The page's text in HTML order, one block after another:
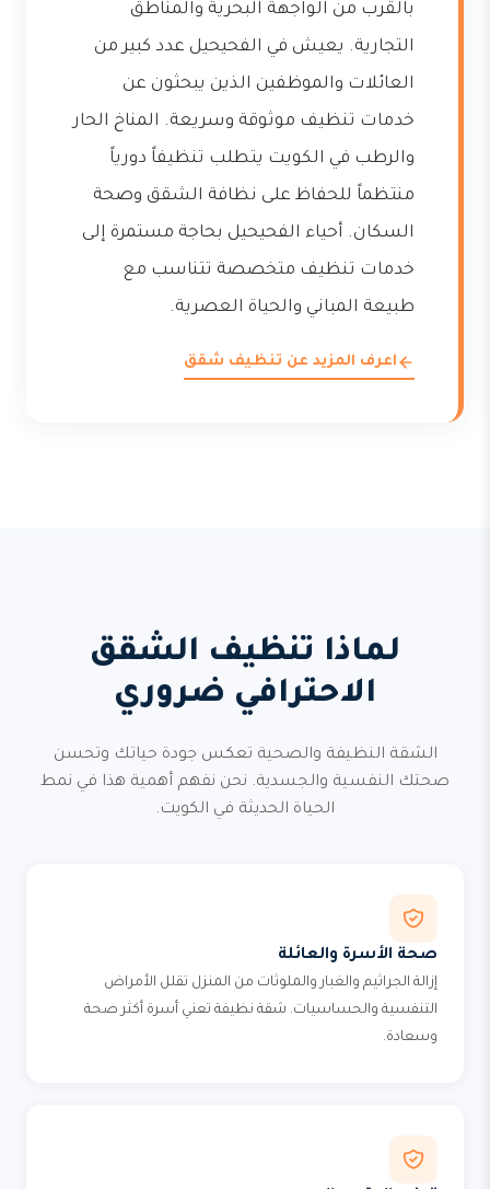
بالقرب من الواجهة البحرية والمناطق
التجارية. يعيش في الفحيحيل عدد كبير من
العائلات والموظفين الذين يبحثون عن
خدمات تنظيف موثوقة وسريعة. المناخ الحار
والرطب في الكويت يتطلب تنظيفاً دورياً
منتظماً للحفاظ على نظافة الشقق وصحة
السكان. أحياء الفحيحيل بحاجة مستمرة إلى
خدمات تنظيف متخصصة تتناسب مع
طبيعة المباني والحياة العصرية.
اعرف المزيد عن تنظيف شقق
لماذا تنظيف الشقق
الاحترافي ضروري
الشقة النظيفة والصحية تعكس جودة حياتك وتحسن
صحتك النفسية والجسدية. نحن نفهم أهمية هذا في نمط
الحياة الحديثة في الكويت.
صحة الأسرة والعائلة
إزالة الجراثيم والغبار والملوثات من المنزل تقلل الأمراض
التنفسية والحساسيات. شقة نظيفة تعني أسرة أكثر صحة
وسعادة.